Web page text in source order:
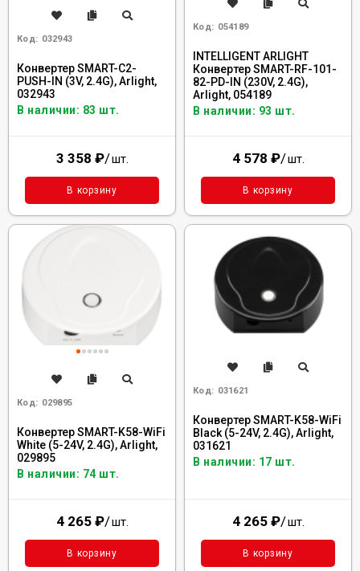
Код: 032943
Конвертер SMART-C2-
PUSH-IN (3V, 2.4G), Arlight,
032943
В наличии: 83 шт.
3 358 ₽/шт.
В корзину
Код: 054189
INTELLIGENT ARLIGHT
Конвертер SMART-RF-101-
82-PD-IN (230V, 2.4G),
Arlight, 054189
В наличии: 93 шт.
4 578 ₽/шт.
В корзину
Код: 029895
Конвертер SMART-K58-WiFi
White (5-24V, 2.4G), Arlight,
029895
В наличии: 74 шт.
4 265 ₽/шт.
В корзину
Код: 031621
Конвертер SMART-K58-WiFi
Black (5-24V, 2.4G), Arlight,
031621
В наличии: 17 шт.
4 265 ₽/шт.
В корзину